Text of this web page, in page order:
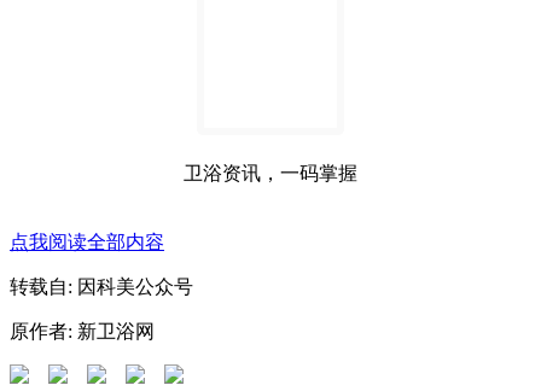
卫浴资讯，一码掌握
点我阅读全部内容
转载自: 因科美公众号
原作者: 新卫浴网